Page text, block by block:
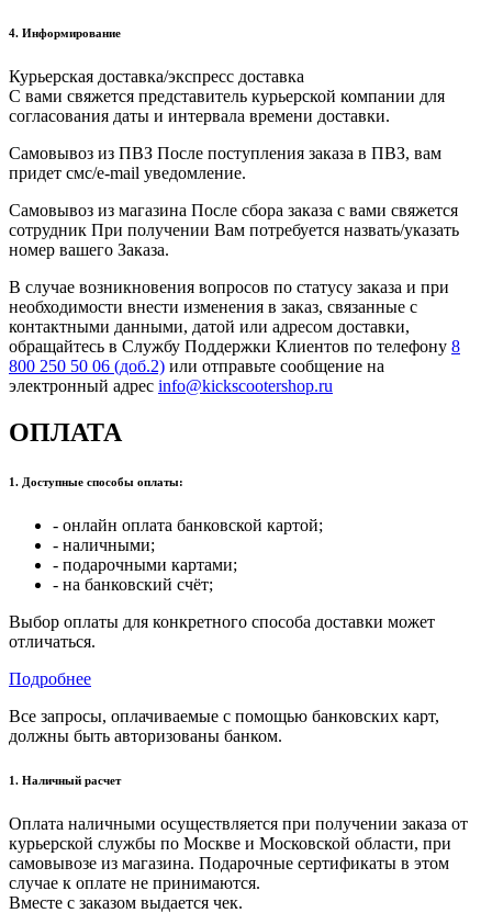
4. Информирование
Курьерская доставка/экспресс доставка
С вами свяжется представитель курьерской компании для
согласования даты и интервала времени доставки.
Самовывоз из ПВЗ После поступления заказа в ПВЗ, вам
придет смс/e-mail уведомление.
Самовывоз из магазина После сбора заказа с вами свяжется
сотрудник При получении Вам потребуется назвать/указать
номер вашего Заказа.
В случае возникновения вопросов по статусу заказа и при
необходимости внести изменения в заказ, связанные с
контактными данными, датой или адресом доставки,
обращайтесь в Службу Поддержки Клиентов по телефону 8
800 250 50 06 (доб.2) или отправьте сообщение на
электронный адрес info@kickscootershop.ru
ОПЛАТА
1. Доступные способы оплаты:
- онлайн оплата банковской картой;
- наличными;
- подарочными картами;
- на банковский счёт;
Выбор оплаты для конкретного способа доставки может
отличаться.
Подробнее
Все запросы, оплачиваемые с помощью банковских карт,
должны быть авторизованы банком.
1. Наличный расчет
Оплата наличными осуществляется при получении заказа от
курьерской службы по Москве и Московской области, при
самовывозе из магазина. Подарочные сертификаты в этом
случае к оплате не принимаются.
Вместе с заказом выдается чек.